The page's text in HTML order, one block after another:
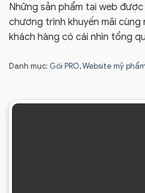
Những sản phẩm tại web
chương trình khuyến mãi cùng
khách hàng có cái nhìn tổng
Danh mục: Gói PRO,Website mỹ phẩm